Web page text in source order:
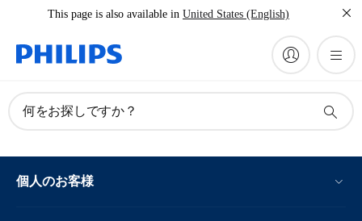
This page is also available in United States (English)
何をお探しですか？
個人のお客様